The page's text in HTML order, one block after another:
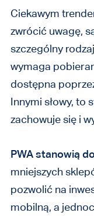
Ciekawym
zwrócić uwagę,
szczególny
wymaga
dostępna
Innymi słowy, to
zachowuje się i
PWA stanowią
mniejszych
pozwolić na
mobilną, a